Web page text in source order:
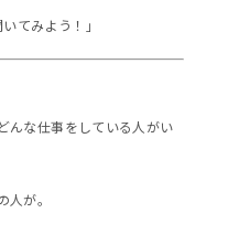
てみよう！」
んな仕事をしている人がい
が。